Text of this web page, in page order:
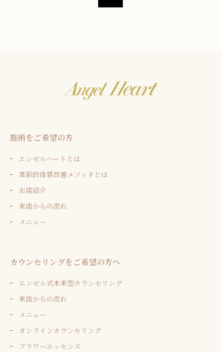
施術をご希望の方
エンゼルハートとは
革新的体質改善メソッドとは
お店紹介
来店からの流れ
メニュー
カウンセリングをご希望の方へ
エンゼル式未来型カウンセリング
来店からの流れ
メニュー
オンラインカウンセリング
フラワーエッセンス